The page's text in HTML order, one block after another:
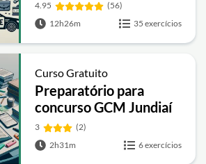
4.95
(56)
12h26m
35 exercícios
Curso Gratuito
Preparatório para
concurso GCM Jundiaí
3
(2)
2h31m
6 exercícios